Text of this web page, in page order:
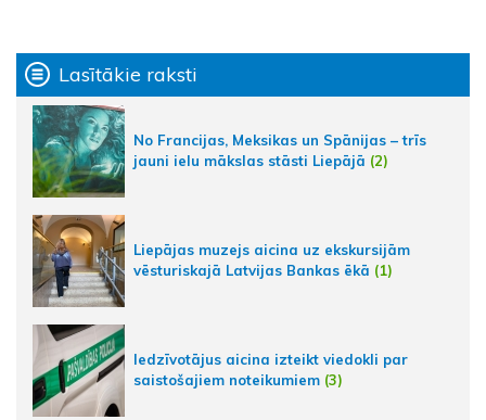
Lasītākie raksti
No Francijas, Meksikas un Spānijas – trīs
jauni ielu mākslas stāsti Liepājā (2)
Liepājas muzejs aicina uz ekskursijām
vēsturiskajā Latvijas Bankas ēkā (1)
Iedzīvotājus aicina izteikt viedokli par
saistošajiem noteikumiem (3)